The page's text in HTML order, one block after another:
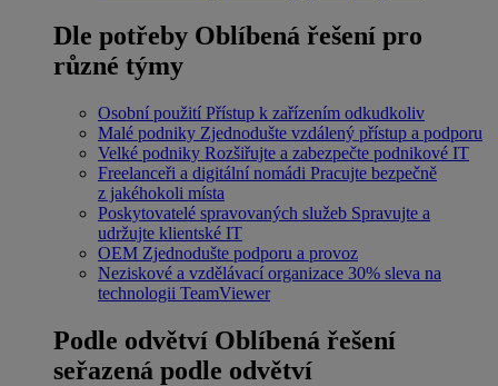
Dle potřeby Oblíbená řešení pro
různé týmy
Osobní použití Přístup k zařízením odkudkoliv
Malé podniky Zjednodušte vzdálený přístup a podporu
Velké podniky Rozšiřujte a zabezpečte podnikové IT
Freelanceři a digitální nomádi Pracujte bezpečně
z jakéhokoli místa
Poskytovatelé spravovaných služeb Spravujte a
udržujte klientské IT
OEM Zjednodušte podporu a provoz
Neziskové a vzdělávací organizace 30% sleva na
technologii TeamViewer
Podle odvětví Oblíbená řešení
seřazená podle odvětví